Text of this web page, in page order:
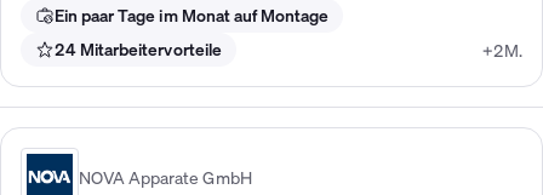
Ein paar Tage im Monat auf Montage
24 Mitarbeitervorteile
+2M.
NOVA Apparate GmbH